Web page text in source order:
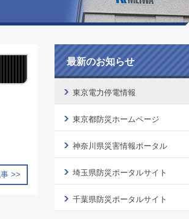
>>
最新のお知らせ
東京電力停電情報
東京都防災ホームページ
神奈川県災害情報ポータル
埼玉県防災ポータルサイト
千葉県防災ポータルサイト